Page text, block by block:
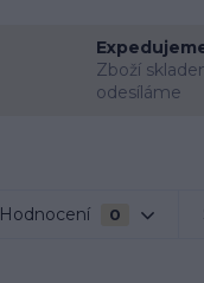
Zboží
odesíláme
Hodnocení 0